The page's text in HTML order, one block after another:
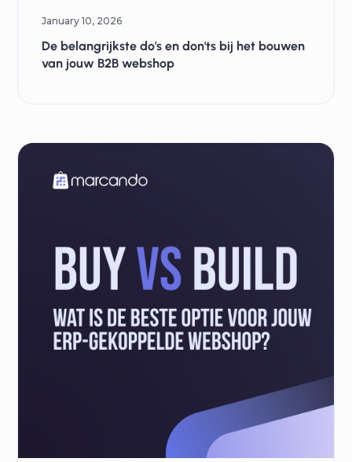
January 10, 2026
De belangrijkste do's en don'ts bij het bouwen
van jouw B2B webshop